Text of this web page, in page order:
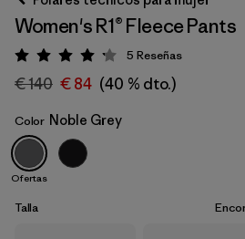
Noble Grey
Women's R1® Fleece Pants
Puntuación: 4.2 / 5
5 Reseñas
€ 140 € 84 (40 % dto.)
Color Noble Grey
Ofertas
Talla